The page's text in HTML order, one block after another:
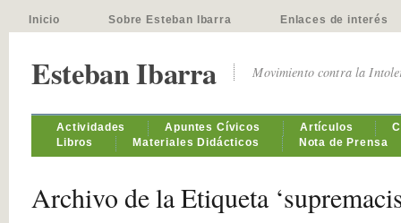
Inicio Sobre Esteban Ibarra Enlaces de interés
Esteban Ibarra Movimiento contra la
Actividades Apuntes Cívicos Artículos
Libros
Materiales Didácticos Nota de Prensa
Archivo de la Etiqueta